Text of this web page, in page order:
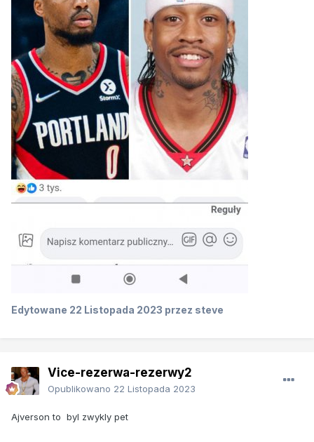
Edytowane 22 Listopada 2023 przez steve
Vice-rezerwa-rezerwy2
Opublikowano 22 Listopada 2023
Ajverson to byl zwykly pet